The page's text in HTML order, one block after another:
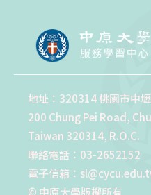
地址：320314 桃園市中
200 Chung Pei Road,
Taiwan 320314, R.O.C.
聯絡電話：03-2652152
電子信箱：